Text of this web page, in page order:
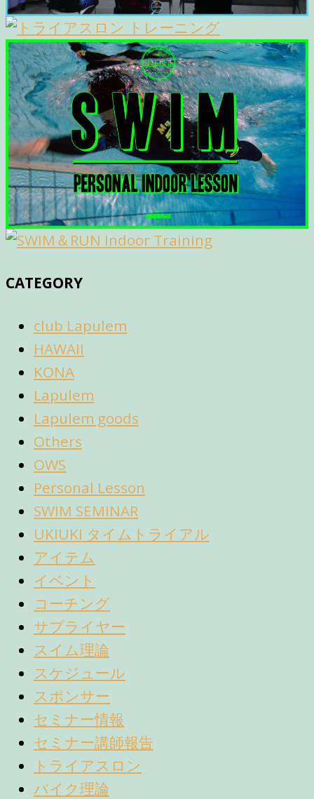
CATEGORY
club Lapulem
HAWAII
KONA
Lapulem
Lapulem goods
Others
OWS
Personal Lesson
SWIM SEMINAR
UKIUKI タイムトライアル
アイテム
イベント
コーチング
サプライヤー
スイム理論
スケジュール
スポンサー
セミナー情報
セミナー講師報告
トライアスロン
バイク理論